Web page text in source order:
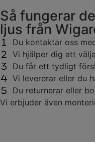
Så fungerar
ljus från
Du kontaktar oss
Vi hjälper dig att
Du får ett tydligt
Vi levererar eller du
Du returnerar eller
Vi erbjuder även